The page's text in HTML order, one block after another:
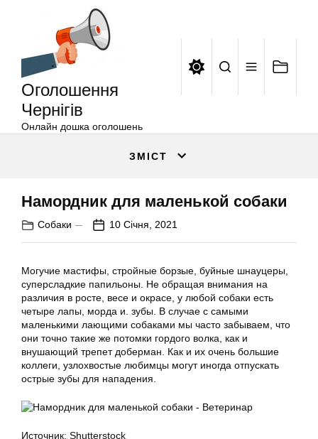
Оголошення
Чернігів
Онлайн дошка оголошень
ЗМІСТ
Намордник для маленькой собаки
Собаки 10 Січня, 2021
Могучие мастифы, стройные борзые, буйные шнауцеры,
суперсладкие папильоны. Не обращая внимания на
различия в росте, весе и окрасе, у любой собаки есть
четыре лапы, морда и. зубы. В случае с самыми
маленькими лающими собаками мы часто забываем, что
они точно такие же потомки гордого волка, как и
внушающий трепет доберман. Как и их очень большие
коллеги, узлохвостые любимцы могут иногда отпускать
острые зубы для нападения.
Источник: Shutterstock